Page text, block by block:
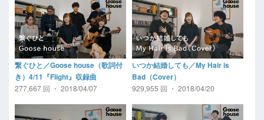
繋ぐひと／Goose house（歌詞付
き）4/11『Flight』収録曲
277,667 回 ・ 2018/04/07
いつか結婚しても／My Hair is
Bad（Cover）
929,955 回 ・ 2018/04/20